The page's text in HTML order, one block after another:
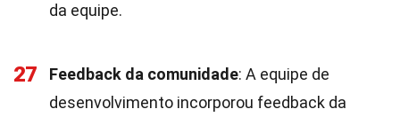
da equipe.
27 Feedback da comunidade: A equipe de
desenvolvimento incorporou feedback da